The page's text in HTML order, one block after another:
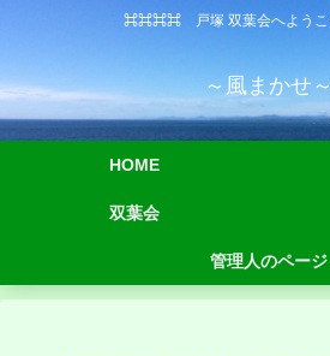
⌘⌘⌘⌘ 戸塚 双葉会へよ
～風まかせ～
HOME
双葉会
管理人のページ